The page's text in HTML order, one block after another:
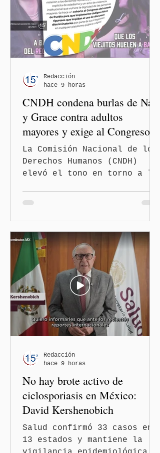
CNDH condena burlas de Nay
y Grace contra adultos
mayores y exige al Congreso
frenar discursos
discriminatorios
La Comisión Nacional de los
Derechos Humanos (CNDH)
elevó el tono en torno a la
Bojalil y Elvia Graciela
"Grace" Palomares Ramírez,
al considerar que los
comentarios que emitieron
en el podcast "DesCasadas"
contra las personas adultas
mayores no pueden
justificarse como una
simple opinión o una broma.
Redacción
hace 9 horas
No hay brote activo de
ciclosporiasis en México:
David Kershenobich
Salud confirmó 33 casos en
13 estados y mantiene la
Redacción
hace 9 horas